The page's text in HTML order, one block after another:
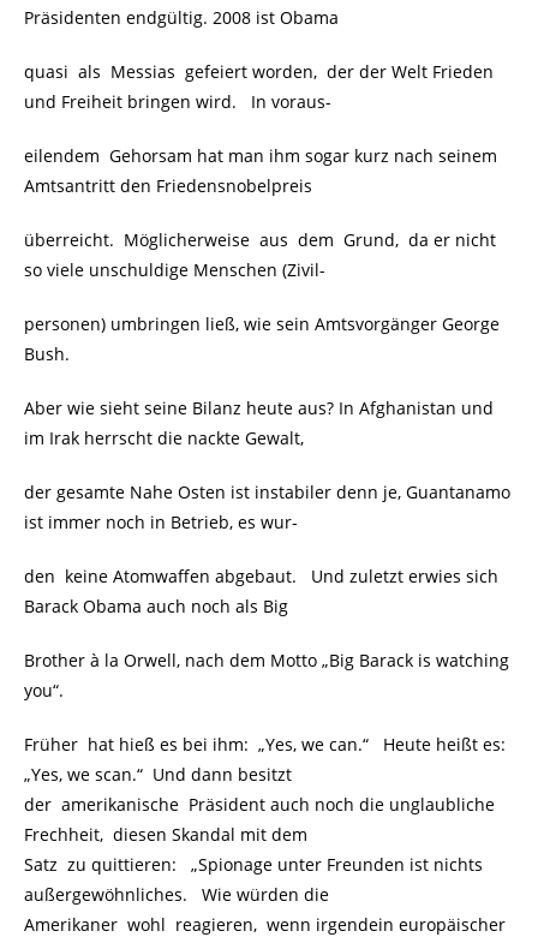
Präsidenten endgültig. 2008 ist Obama
quasi als Messias gefeiert worden, der der Welt Frieden
und Freiheit bringen wird. In voraus-
eilendem Gehorsam hat man ihm sogar kurz nach seinem
Amtsantritt den Friedensnobelpreis
überreicht. Möglicherweise aus dem Grund, da er nicht
so viele unschuldige Menschen (Zivil-
personen) umbringen ließ, wie sein Amtsvorgänger George
Bush.
Aber wie sieht seine Bilanz heute aus? In Afghanistan und
im Irak herrscht die nackte Gewalt,
der gesamte Nahe Osten ist instabiler denn je, Guantanamo
ist immer noch in Betrieb, es wur-
den keine Atomwaffen abgebaut. Und zuletzt erwies sich
Barack Obama auch noch als Big
Brother à la Orwell, nach dem Motto „Big Barack is watching
you“.
Früher hat hieß es bei ihm: „Yes, we can.“ Heute heißt es:
„Yes, we scan.“ Und dann besitzt
der amerikanische Präsident auch noch die unglaubliche
Frechheit, diesen Skandal mit dem
Satz zu quittieren: „Spionage unter Freunden ist nichts
außergewöhnliches. Wie würden die
Amerikaner wohl reagieren, wenn irgendein europäischer